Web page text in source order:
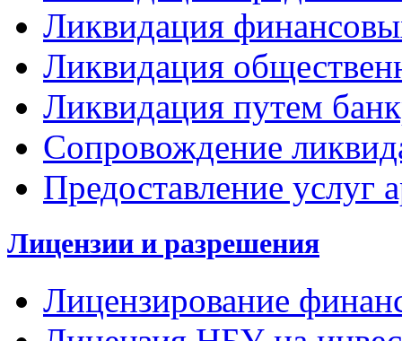
Ликвидация
Ликвидация
Ликвидация путем
Сопровождение
Предоставление услуг
Лицензии и разрешения
Лицензирование